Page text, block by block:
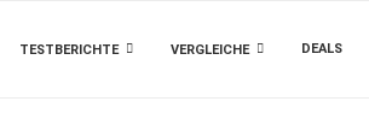
TESTBERICHTE VERGLEICHE DEALS